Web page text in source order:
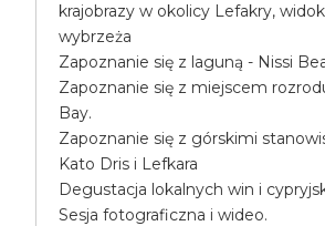
krajobrazy w okolicy Lefakry,
wybrzeża
Zapoznanie się z laguną - Nissi
Zapoznanie się z miejscem
Bay.
Zapoznanie się z górskimi
Kato Dris i Lefkara
Degustacja lokalnych win i
Sesja fotograficzna i wideo.